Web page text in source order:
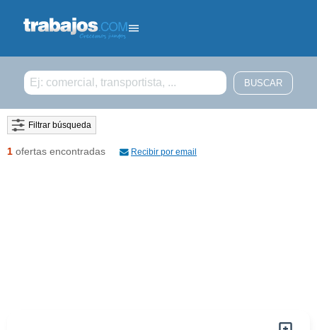
Filtrar búsqueda
1 ofertas encontradas Recibir por email